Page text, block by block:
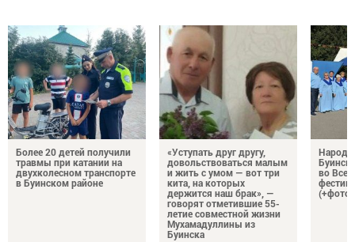
Более 20 детей получили
травмы при катании на
двухколесном транспорте
в Буинском районе
«Уступать друг другу,
довольствоваться малым
и жить с умом — вот три
кита, на которых
держится наш брак», —
говорят отметившие 55-
летие совместной жизни
Мухамадуллины из
Буинска
во
(+фото)